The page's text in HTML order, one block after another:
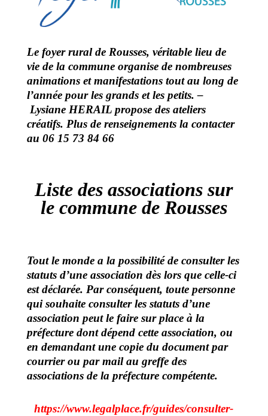
Le foyer rural de Rousses, véritable lieu de
vie de la commune organise de nombreuses
animations et manifestations tout au long de
l’année pour les grands et les petits. –
Lysiane HERAIL propose des ateliers
créatifs. Plus de renseignements la contacter
au 06 15 73 84 66
Liste des associations sur
le commune de Rousses
Tout le monde a la possibilité de consulter les
statuts d’une association dès lors que celle-ci
est déclarée. Par conséquent, toute personne
qui souhaite consulter les statuts d’une
association peut le faire sur place à la
préfecture dont dépend cette association, ou
en demandant une copie du document par
courrier ou par mail au greffe des
associations de la préfecture compétente.
https://www.legalplace.fr/guides/consulter-